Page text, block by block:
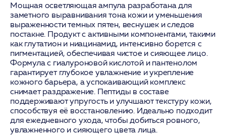
Мощная осветляющая ампула разработана для
заметного выравнивания тона кожи и уменьшения
выраженности темных пятен, веснушек и следов
постакне. Продукт с активными компонентами, такими
как глутатион и ниацинамид, интенсивно борется с
пигментацией, обеспечивая чистое и сияющее лицо.
Формула с гиалуроновой кислотой и пантенолом
гарантирует глубокое увлажнение и укрепление
кожного барьера, а успокаивающий комплекс
снимает раздражение. Пептиды в составе
поддерживают упругость и улучшают текстуру кожи,
способствуя её восстановлению. Идеально подходит
для ежедневного ухода, чтобы добиться ровного,
увлажненного и сияющего цвета лица.